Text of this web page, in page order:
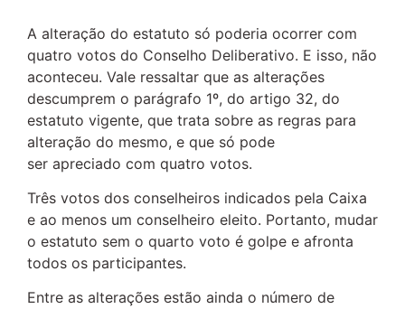
A alteração do estatuto só poderia ocorrer com
quatro votos do Conselho Deliberativo. E isso, não
aconteceu. Vale ressaltar que as alterações
descumprem o parágrafo 1º, do artigo 32, do
estatuto vigente, que trata sobre as regras para
alteração do mesmo, e que só pode
ser apreciado com quatro votos.
Três votos dos conselheiros indicados pela Caixa
e ao menos um conselheiro eleito. Portanto, mudar
o estatuto sem o quarto voto é golpe e afronta
todos os participantes.
Entre as alterações estão ainda o número de